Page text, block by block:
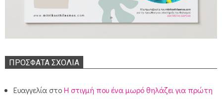
ΠΡΌΣΦΑΤΑ ΣΧΌΛΙΑ
Ευαγγελία στοΗ στιγμή που ένα μωρό θηλάζει για πρώτη